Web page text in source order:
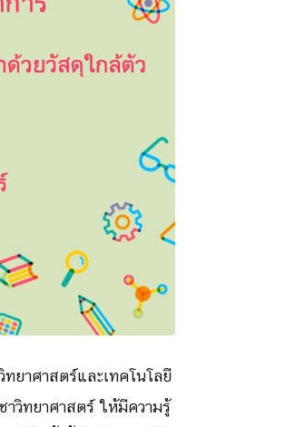
ยาศาสตร์และเทคโนโลยี
วิทยาศาสตร์ ให้มีความรู้